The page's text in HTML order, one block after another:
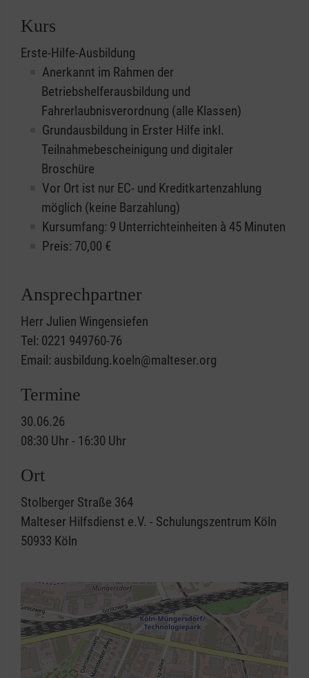
Kurs
Erste-Hilfe-Ausbildung
Anerkannt im Rahmen der
Betriebshelferausbildung und
Fahrerlaubnisverordnung (alle Klassen)
Grundausbildung in Erster Hilfe inkl.
Teilnahmebescheinigung und digitaler
Broschüre
Vor Ort ist nur EC- und Kreditkartenzahlung
möglich (keine Barzahlung)
Kursumfang: 9 Unterrichteinheiten à 45 Minuten
Preis: 70,00 €
Ansprechpartner
Herr Julien Wingensiefen
Tel: 0221 949760-76
Email: ausbildung.koeln@malteser.org
Termine
30.06.26
08:30 Uhr - 16:30 Uhr
Ort
Stolberger Straße 364
Malteser Hilfsdienst e.V. - Schulungszentrum Köln
50933 Köln